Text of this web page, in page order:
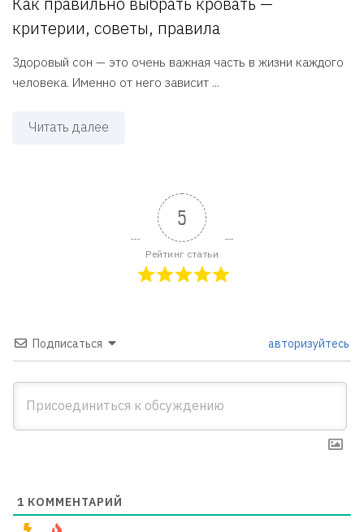
критерии, советы, правила
Здоровый сон — это очень важная часть в жизни каждого
человека. Именно от него зависит ...
Читать далее
5
Рейтинг статьи
Подписаться авторизуйтесь
1 КОММЕНТАРИЙ